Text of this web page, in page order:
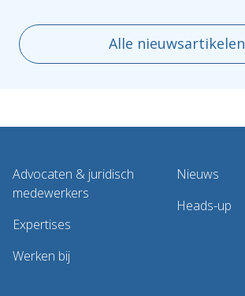
Alle nieuwsartikelen
Advocaten & juridisch
medewerkers
Expertises
Werken bij
Nieuws
Heads-up